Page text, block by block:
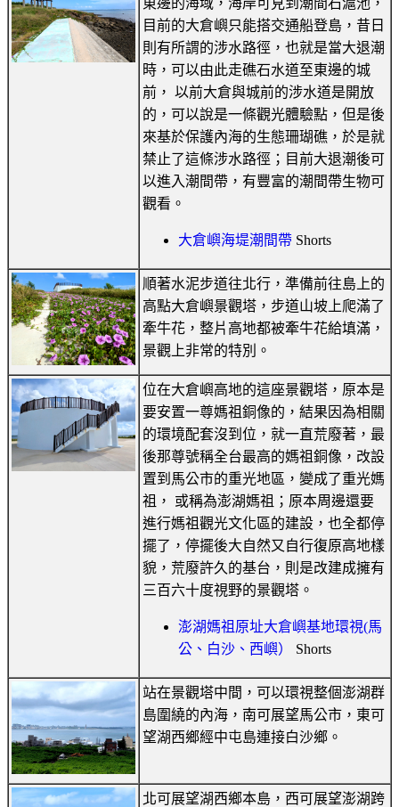
東邊的海域，海岸可見到潮間石滬池，
目前的大倉嶼只能搭交通船登島，昔日
則有所謂的涉水路徑，也就是當大退潮
時，可以由此走礁石水道至東邊的城
前， 以前大倉與城前的涉水道是開放
的，可以說是一條觀光體驗點，但是後
來基於保護內海的生態珊瑚礁，於是就
禁止了這條涉水路徑；目前大退潮後可
以進入潮間帶，有豐富的潮間帶生物可
觀看。
大倉嶼海堤潮間帶 Shorts
順著水泥步道往北行，準備前往島上的
高點大倉嶼景觀塔，步道山坡上爬滿了
牽牛花，整片高地都被牽牛花給填滿，
景觀上非常的特別。
位在大倉嶼高地的這座景觀塔，原本是
要安置一尊媽祖銅像的，結果因為相關
的環境配套沒到位，就一直荒廢著，最
後那尊號稱全台最高的媽祖銅像，改設
置到馬公市的重光地區，變成了重光媽
祖， 或稱為澎湖媽祖；原本周邊還要
進行媽祖觀光文化區的建設，也全都停
擺了，停擺後大自然又自行復原高地樣
貌，荒廢許久的基台，則是改建成擁有
三百六十度視野的景觀塔。
澎湖媽祖原址大倉嶼基地環視(馬
公、白沙、西嶼）
Shorts
站在景觀塔中間，可以環視整個澎湖群
島圍繞的內海，南可展望馬公市，東可
望湖西鄉經中屯島連接白沙鄉。
北可展望湖西鄉本島，西可展望澎湖跨